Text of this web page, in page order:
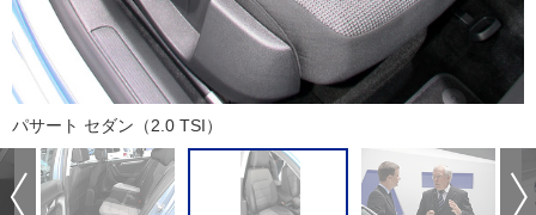
パサート セダン（2.0 TSI）